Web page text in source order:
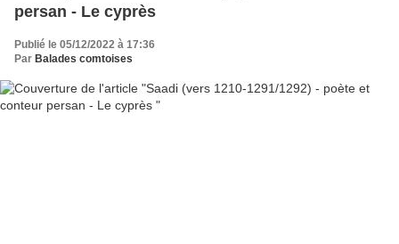
persan - Le cyprès
Publié le 05/12/2022 à 17:36
Par Balades comtoises